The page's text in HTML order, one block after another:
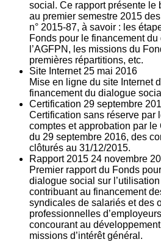
social. Ce rapport présente
au premier semestre 2015
n° 2015-87, à savoir : les
Fonds pour le financement
l’AGFPN, les missions du
premières répartitions, etc.
Site Internet 25 mai 2016
Mise en ligne du site Internet
financement du dialogue
Certification 29 septembre
Certification sans réserve par
comptes et approbation par le
du 29 septembre 2016, des
clôturés au 31/12/2015.
Rapport 2015 24 novembre
Premier rapport du Fonds
dialogue social sur
contribuant au financement
syndicales de salariés et des
professionnelles
concourant au
missions d’intérêt général.